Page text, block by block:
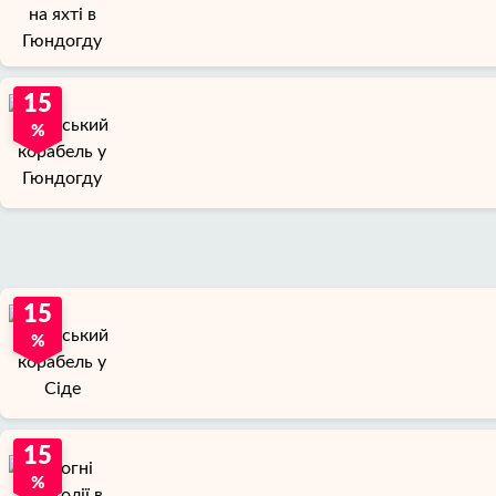
15
%
15
%
15
%